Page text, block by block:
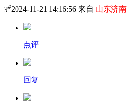
3#2024-11-21 14:16:56 来自 山东济南
点评
回复